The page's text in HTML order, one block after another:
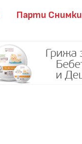
Парти Снимки